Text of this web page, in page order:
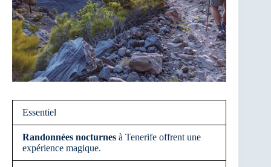
Essentiel
Randonnées nocturnes à Tenerife offrent une
expérience magique.